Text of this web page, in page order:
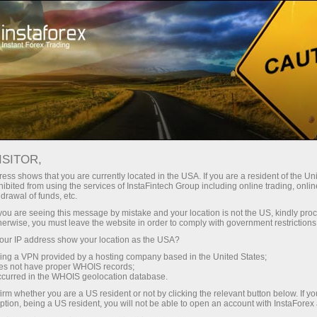
С InstaForex вы получаете
конкурентным возможностям:
кредитное плечо до 1:5000, одни
из лучших спредов и комиссий
на рынке, а также
привлекательные условия для
торговли акциями и индексами
Минимальные
Бонус 30%
на каждый депозит
Скорость
в трейдинге и на трассе
shows that you are currently located in the USA. If you are a resident of the
from using the services of InstaFintech Group including online trading,
of funds, etc.
are seeing this message by mistake and your location is not the US, kindly
you must leave the website in order to comply with government
IP address show your location as the USA?
a VPN provided by a hosting company based in the United States;
not have proper WHOIS records;
in the WHOIS geolocation database.
whether you are a US resident or not by clicking the relevant button below. If
being a US resident, you will not be able to open an account with InstaForex